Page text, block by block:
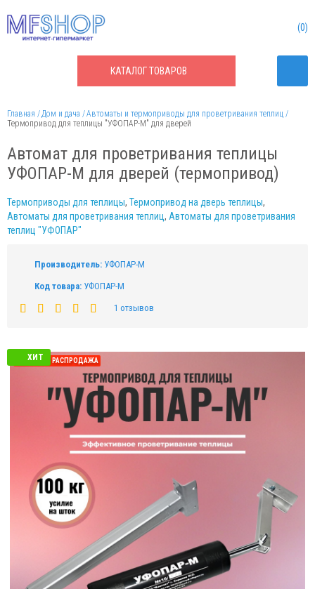
КАТАЛОГТОВАРОВ
0
Главная Дом и дача
Автоматы и термоприводы для проветривания теплиц
Термопривод для теплицы "УФОПАР-М" для дверей
Автомат для проветривания теплицы
УФОПАР-М для дверей (термопривод)
Термоприводы для теплицы, Термопривод на дверь теплицы,
Автоматы для проветривания теплиц, Автоматы для проветривания
теплиц "УФОПАР"
Производитель: УФОПАР-М
Код товара: УФОПАР-М
1 отзывов
ХИТ
СЕЗОННАЯ РАСПРОДАЖА